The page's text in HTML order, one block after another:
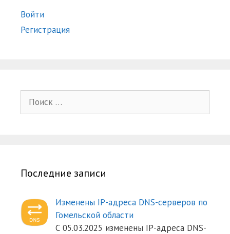
Войти
Регистрация
Последние записи
Изменены IP-адреса DNS-серверов по
Гомельской области
С 05.03.2025 изменены IP-адреса DNS-